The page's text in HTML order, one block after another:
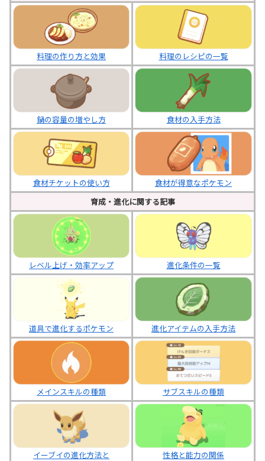
料理の作り方と効果 料理のレシピの一覧
鍋の容量の増やし方 食材の入手方法
食材チケットの使い方
食材が得意なポケモン
育成・進化に関する記事
レベル上げ・効率アップ 進化条件の一覧
道具で進化するポケモン 進化アイテムの入手方法
メインスキルの種類 サブスキルの種類
イーブイの進化方法と
性格と能力の関係